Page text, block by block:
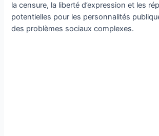
la censure, la liberté d’expression et les
potentielles pour les personnalités
des problèmes sociaux complexes.